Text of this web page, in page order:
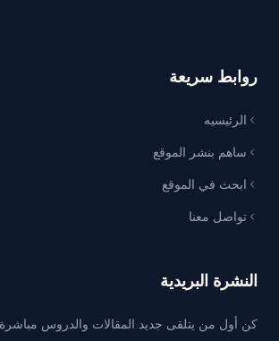
روابط سريعة
الرئيسيه
ساهم بنشر الموقع
ابحث في الموقع
تواصل معنا
النشرة البريدية
كن أول من يتلقى جديد المقالات والدروس